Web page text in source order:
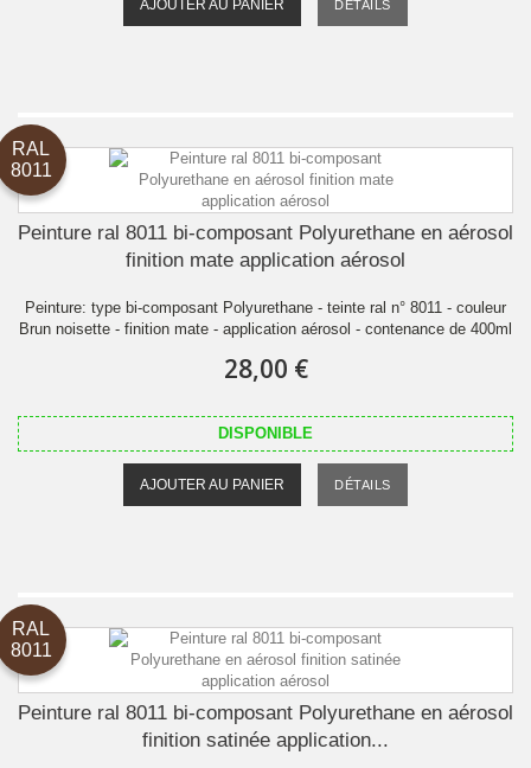
AJOUTER AU PANIER DÉTAILS
RAL
8011
Peinture ral 8011 bi-composant Polyurethane en aérosol
finition mate application aérosol
Peinture: type bi-composant Polyurethane - teinte ral n° 8011 - couleur
Brun noisette - finition mate - application aérosol - contenance de 400ml
28,00 €
DISPONIBLE
AJOUTER AU PANIER DÉTAILS
RAL
8011
Peinture ral 8011 bi-composant Polyurethane en aérosol
finition satinée application...